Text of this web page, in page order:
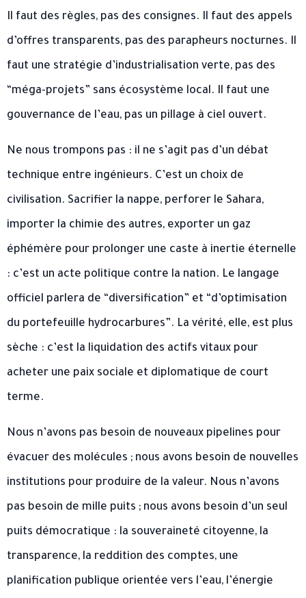
Il faut des règles, pas des consignes. Il faut des appels
d’offres transparents, pas des parapheurs nocturnes. Il
faut une stratégie d’industrialisation verte, pas des
“méga-projets” sans écosystème local. Il faut une
gouvernance de l’eau, pas un pillage à ciel ouvert.
Ne nous trompons pas : il ne s’agit pas d’un débat
technique entre ingénieurs. C’est un choix de
civilisation. Sacrifier la nappe, perforer le Sahara,
importer la chimie des autres, exporter un gaz
éphémère pour prolonger une caste à inertie éternelle
: c’est un acte politique contre la nation. Le langage
officiel parlera de “diversification” et “d’optimisation
du portefeuille hydrocarbures”. La vérité, elle, est plus
sèche : c’est la liquidation des actifs vitaux pour
acheter une paix sociale et diplomatique de court
terme.
Nous n’avons pas besoin de nouveaux pipelines pour
évacuer des molécules ; nous avons besoin de nouvelles
institutions pour produire de la valeur. Nous n’avons
pas besoin de mille puits ; nous avons besoin d’un seul
puits démocratique : la souveraineté citoyenne, la
transparence, la reddition des comptes, une
planification publique orientée vers l’eau, l’énergie